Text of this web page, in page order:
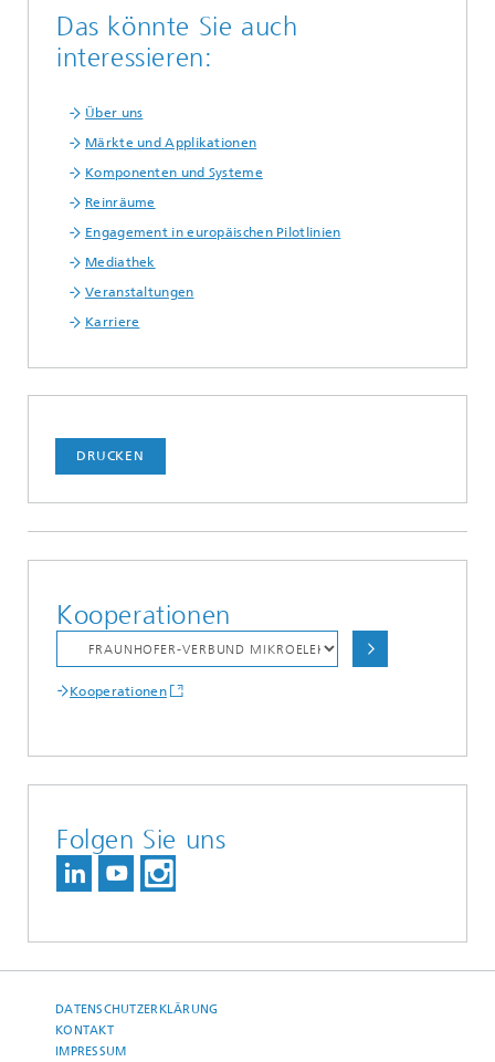
Das könnte Sie auch
interessieren:
Über uns
Märkte und Applikationen
Komponenten und Systeme
Reinräume
Engagement in europäischen Pilotlinien
Mediathek
Veranstaltungen
Karriere
DRUCKEN
Kooperationen
Kooperationen
Folgen Sie uns
DATENSCHUTZERKLÄRUNG
KONTAKT
IMPRESSUM